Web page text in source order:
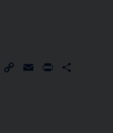
Telegram
Copy Email Print